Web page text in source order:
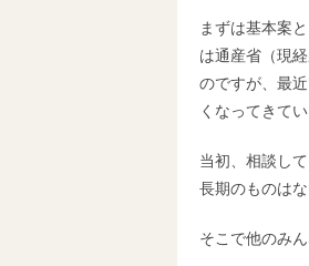
まずは基本案
は通産省（現
のですが、最
くなってきてい
当初、相談し
長期のものは
そこで他のみ